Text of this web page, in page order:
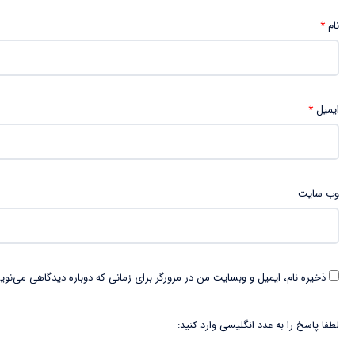
نام*
ایمیل*
وب‌ سایت
ذخیره نام، ایمیل و وبسایت من در مرورگر برای زمانی که دوباره دیدگاهی
لطفا پاسخ را به عدد انگلیسی وارد کنید: